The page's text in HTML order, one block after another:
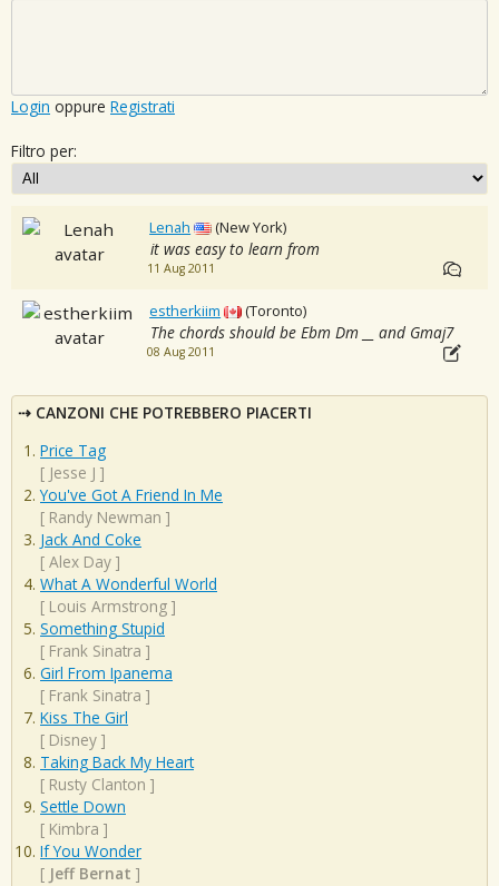
Login oppure Registrati
Filtro per:
Lenah (New York)
it was easy to learn from
11 Aug 2011
estherkiim (Toronto)
The chords should be Ebm Dm __ and Gmaj7
08 Aug 2011
CANZONI CHE POTREBBERO PIACERTI
Price Tag
[ Jesse J ]
You've Got A Friend In Me
[ Randy Newman ]
Jack And Coke
[ Alex Day ]
What A Wonderful World
[ Louis Armstrong ]
Something Stupid
[ Frank Sinatra ]
Girl From Ipanema
[ Frank Sinatra ]
Kiss The Girl
[ Disney ]
Taking Back My Heart
[ Rusty Clanton ]
Settle Down
[ Kimbra ]
If You Wonder
[ Jeff Bernat ]